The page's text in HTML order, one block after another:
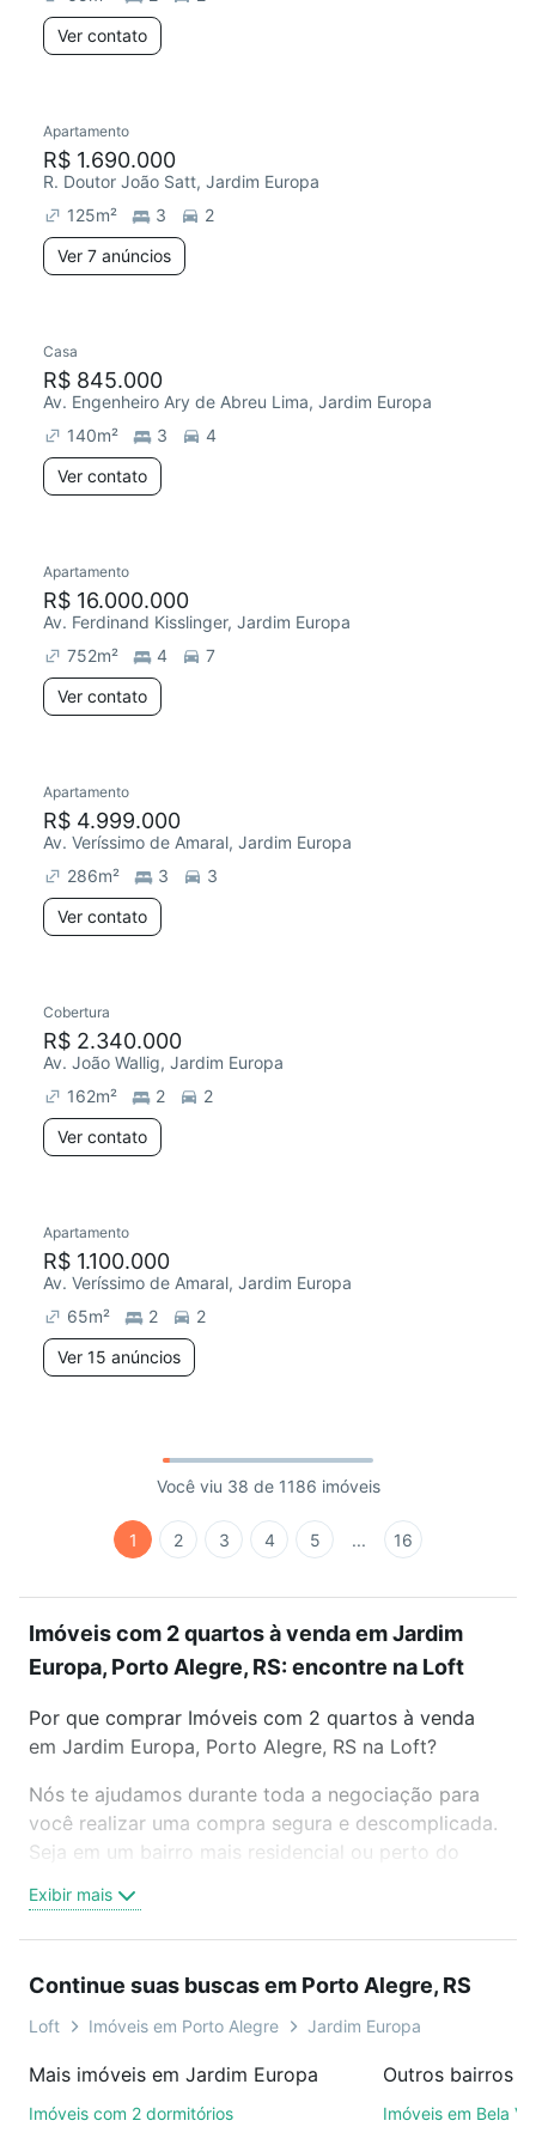
Ver contato
Apartamento
R$ 1.690.000
R. Doutor João Satt, Jardim Europa
125m² 3
2
Ver 7 anúncios
Casa
R$ 845.000
Av. Engenheiro Ary de Abreu Lima, Jardim Europa
140m² 3
4
Ver contato
Apartamento
R$ 16.000.000
Av. Ferdinand Kisslinger, Jardim Europa
752m² 4
7
Ver contato
Apartamento
R$ 4.999.000
Av. Veríssimo de Amaral, Jardim Europa
286m² 3
3
Ver contato
Cobertura
R$ 2.340.000
Av. João Wallig, Jardim Europa
162m² 2
2
Ver contato
Apartamento
R$ 1.100.000
Av. Veríssimo de Amaral, Jardim Europa
65m² 2
2
Ver 15 anúncios
Você viu 38 de 1186 imóveis
1 2 3 4 5 ... 16
Imóveis com 2 quartos à venda em Jardim
Europa, Porto Alegre, RS: encontre na Loft
Por que comprar Imóveis com 2 quartos à venda
em Jardim Europa, Porto Alegre, RS na Loft?
Nós te ajudamos durante toda a negociação para
você realizar uma compra segura e descomplicada.
Seja em um bairro mais residencial ou perto do
oferta ideal de Imóveis com 2 quartos à venda em
Jardim Europa, Porto Alegre, RS para conquistar
videochamada, é grátis, sem compromisso e você
ainda conta com mais de 46 mil corretores e
de imóveis.
Exibir mais
Continue suas buscas em Porto Alegre, RS
Loft Imóveis em Porto Alegre Jardim Europa
Mais imóveis em Jardim Europa
Imóveis com 2 dormitórios
Imóveis em Bela